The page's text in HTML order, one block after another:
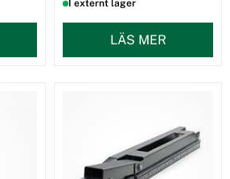
I externt lager
LÄS MER